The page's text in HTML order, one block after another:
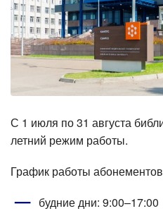
С 1 июля по 31 августа
летний режим работы.
График работы
будние дни: 9:00–17:00